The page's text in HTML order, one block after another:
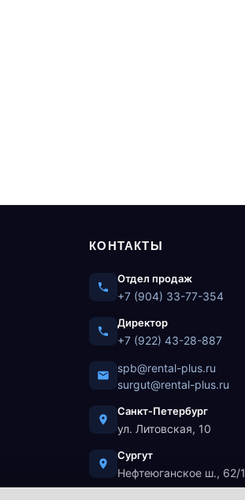
КОНТАКТЫ
Отдел продаж
+7 (904) 33-77-354
Директор
+7 (922) 43-28-887
spb@rental-plus.ru
surgut@rental-plus.ru
Санкт-Петербург
ул. Литовская, 10
Сургут
Нефтеюганское ш., 62/1